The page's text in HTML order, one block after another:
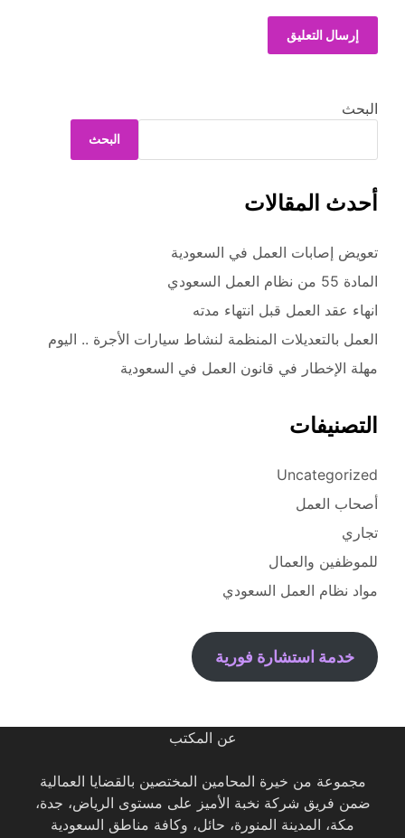
البحث
البحث
أحدث المقالات
تعويض إصابات العمل في السعودية
المادة 55 من نظام العمل السعودي
انهاء عقد العمل قبل انتهاء مدته
العمل بالتعديلات المنظمة لنشاط سيارات الأجرة .. اليوم
مهلة الإخطار في قانون العمل في السعودية
التصنيفات
Uncategorized
أصحاب العمل
تجاري
للموظفين والعمال
مواد نظام العمل السعودي
خدمة استشارة فورية
عن المكتب
مجموعة من خيرة المحامين المختصين بالقضايا العمالية
ضمن فريق شركة نخبة الأميز على مستوى الرياض، جدة،
مكة، المدينة المنورة، حائل، وكافة مناطق السعودية